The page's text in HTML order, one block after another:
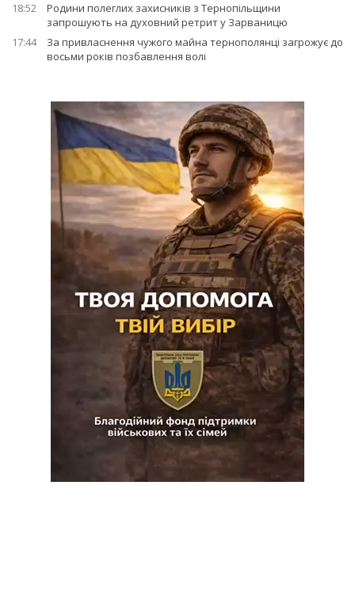
18:52
Родини полеглих захисників з Тернопільщини
запрошують на духовний ретрит у Зарваницю
17:44
За привласнення чужого майна тернополянці загрожує до
восьми років позбавлення волі